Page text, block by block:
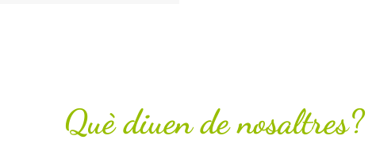
Què diuen de nosaltres?